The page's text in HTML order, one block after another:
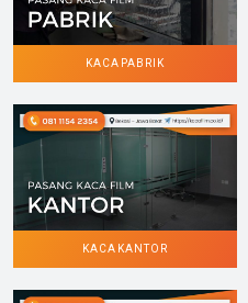
KACA PABRIK
KACA KANTOR